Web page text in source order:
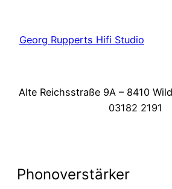
Georg Rupperts Hifi Studio
Alte Reichsstraße 9A – 8410
03182 2191
Phonoverstärker